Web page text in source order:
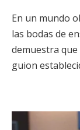
En un mundo
las bodas de
demuestra
guion